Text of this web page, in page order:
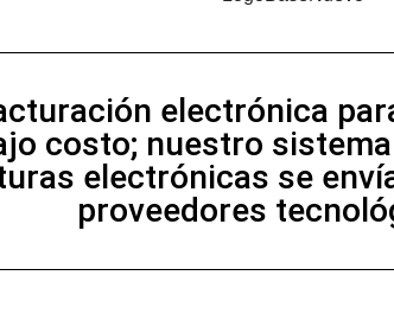
electrónica
costo; nuestro
electrónicas se
proveedores